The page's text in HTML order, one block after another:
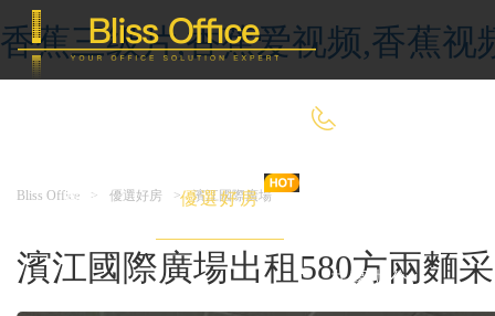
香蕉三级片,香蕉爱视频,香蕉视
首 頁 優選好房
共享辦公
Bliss Office > 優選好房 > 濱江國際廣場
濱江國際廣場出租580方兩麵